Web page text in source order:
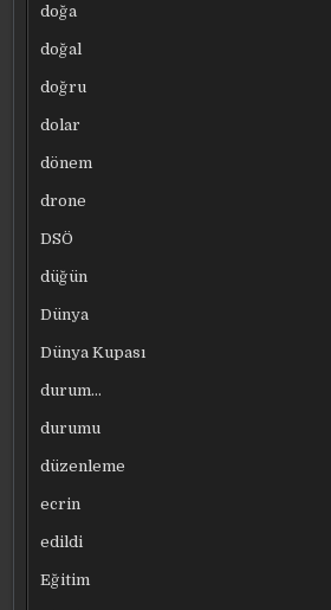
doğa
doğal
doğru
dolar
dönem
drone
DSÖ
düğün
Dünya
Dünya Kupası
durum…
durumu
düzenleme
ecrin
edildi
Eğitim